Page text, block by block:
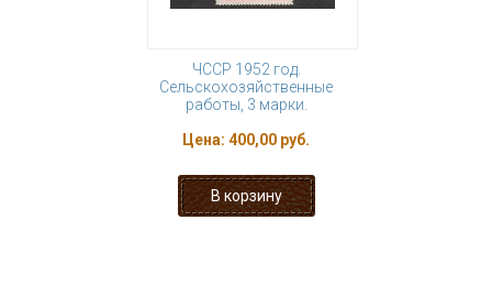
ЧССР 1952 год.
Сельскохозяйственные
работы, 3 марки.
Цена: 400,00 руб.